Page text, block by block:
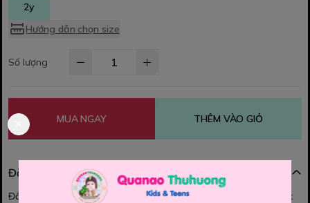
2y
Hướng dẫn chọn size
Số lượng
MUA NGAY THÊM VÀO GIỎ
Đặc điểm nổi bật
Đầm H&M , phần áo chất thun cotton mềm mát, co dãn, họa tiết